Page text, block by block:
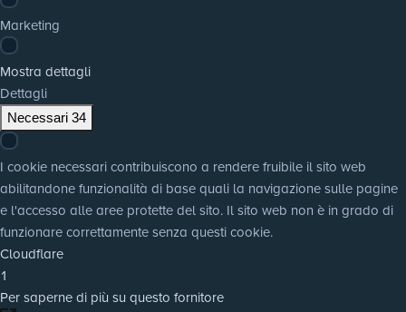
Marketing
Mostra dettagli
Dettagli
Necessari 34
I cookie necessari contribuiscono a rendere fruibile il sito web
abilitandone funzionalità di base quali la navigazione sulle pagine
e l'accesso alle aree protette del sito. Il sito web non è in grado di
funzionare correttamente senza questi cookie.
Cloudflare
1
Per saperne di più su questo fornitore